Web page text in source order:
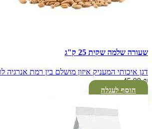
שעורה שלמה שקית 25 ק"ג
דגן איכותי המעניק איזון מושלם בין רמת
45.00₪
הוסף לעגלה